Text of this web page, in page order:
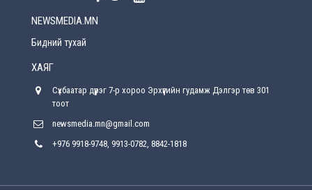
хүрсэн өгөөжөөрөө ажлаа үнэлж, хэрэгжилтээ
Улсын онцгой комисс өвөлжилтийн бэлтгэл,
NEWSMEDIA.MN
Бидний тухай
ХАЯГ
Сүхбаатар дүүрэг 7-р хороо Эрхүүгийн гудамж Дэлгэр төв 301
тоот
newsmedia.mn@gmail.com
+976 9918-9748, 9913-0782, 8842-1818